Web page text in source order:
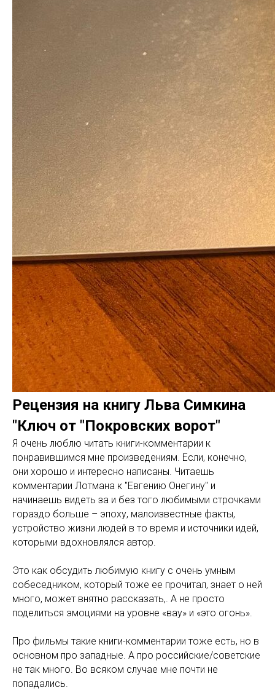
Рецензия на книгу Льва Симкина
"Ключ от "Покровских ворот"
Я очень люблю читать книги-комментарии к
понравившимся мне произведениям. Если, конечно,
они хорошо и интересно написаны. Читаешь
комментарии Лотмана к "Евгению Онегину" и
начинаешь видеть за и без того любимыми строчками
гораздо больше – эпоху, малоизвестные факты,
устройство жизни людей в то время и источники идей,
которыми вдохновлялся автор.
Это как обсудить любимую книгу с очень умным
собеседником, который тоже ее прочитал, знает о ней
много, может внятно рассказать,. А не просто
поделиться эмоциями на уровне «вау» и «это огонь».
Про фильмы такие книги-комментарии тоже есть, но в
основном про западные. А про российские/советские
не так много. Во всяком случае мне почти не
попадались.